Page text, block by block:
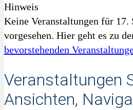
Hinweis
Keine Veranstaltungen für 17.
vorgesehen. Hier geht es zu
bevorstehenden
Veranstaltungen
Ansichten,